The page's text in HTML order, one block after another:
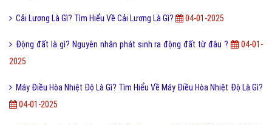
Cải Lương Là Gì? Tìm Hiểu Về Cải Lương Là Gì? 04-01-2025
Động đất là gì? Nguyên nhân phát sinh ra động đất từ đâu ?
04-01-
2025
Máy Điều Hòa Nhiệt Độ Là Gì? Tìm Hiểu Về Máy Điều Hòa Nhiệt Độ Là Gì?
04-01-2025